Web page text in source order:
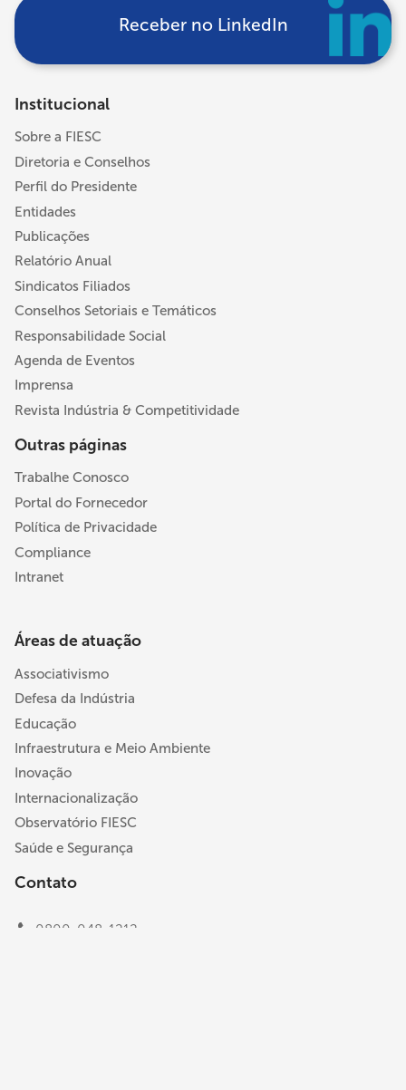
Receber no LinkedIn
Institucional
Sobre a FIESC
Diretoria e Conselhos
Perfil do Presidente
Entidades
Publicações
Relatório Anual
Sindicatos Filiados
Conselhos Setoriais e Temáticos
Responsabilidade Social
Agenda de Eventos
Imprensa
Revista Indústria & Competitividade
Outras páginas
Trabalhe Conosco
Portal do Fornecedor
Política de Privacidade
Compliance
Intranet
Áreas de atuação
Associativismo
Defesa da Indústria
Educação
Infraestrutura e Meio Ambiente
Inovação
Internacionalização
Observatório FIESC
Saúde e Segurança
Contato
0800-048-1212